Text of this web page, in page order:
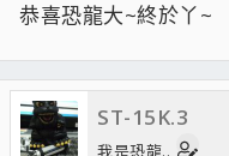
恭喜恐龍大~終於丫~
ST-15K.3
我是恐龍..